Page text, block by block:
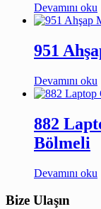
Devamını oku
951
Devamını oku
882
Bölmeli
Devamını oku
Bize Ulaşın